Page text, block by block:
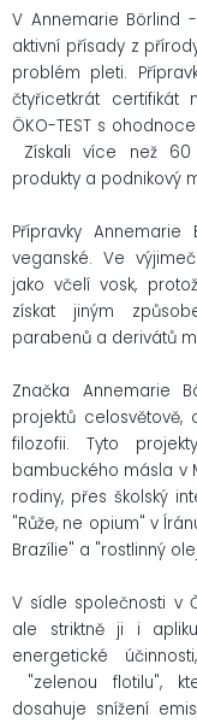
V Annemarie Börlind
aktivní přísady z
problém pleti.
čtyřicetkrát certifikát
ÖKO-TEST s
Získali více než 60
produkty a podnikový
Přípravky
veganské. Ve
jako včelí vosk,
získat jiným
parabenů a derivátů
Značka Annemarie
projektů
filozofii. Tyto
bambuckého másla v
rodiny, přes školský
"Růže, ne opium" v
Brazílie" a "rostlinný
V sídle společnosti v
ale striktně ji i
energetické
"zelenou flotilu",
dosahuje snížení